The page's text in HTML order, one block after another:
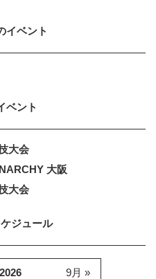
イベント
ベント
大会
大阪
大会
ジュール
9月 »